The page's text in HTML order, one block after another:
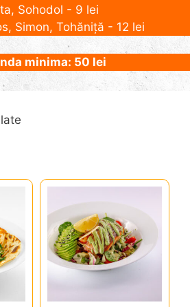
Sohodol - 9 lei
Simon, Tohăniță - 12 lei
minima: 50 lei